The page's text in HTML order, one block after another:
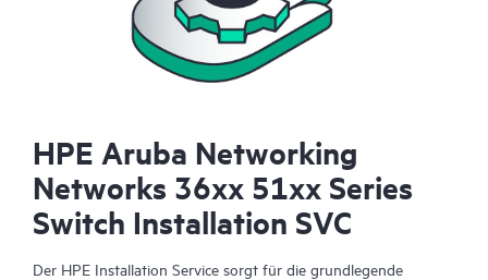
HPE Aruba Networking
Networks 36xx 51xx Series
Switch Installation SVC
Der HPE Installation Service sorgt für die grundlegende